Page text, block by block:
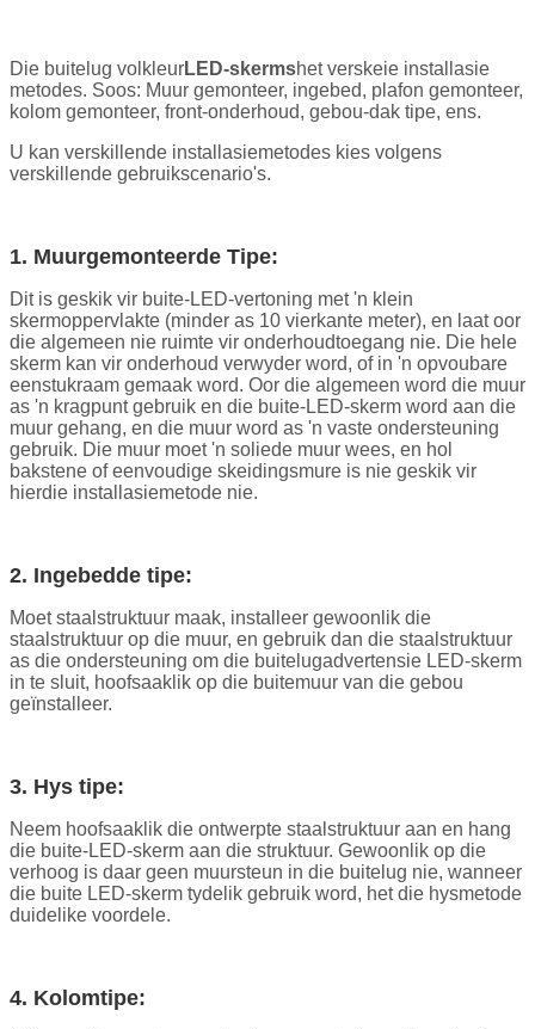
Die buitelug volkleurLED-skermshet verskeie installasie
metodes. Soos: Muur gemonteer, ingebed, plafon gemonteer,
kolom gemonteer, front-onderhoud, gebou-dak tipe, ens.
U kan verskillende installasiemetodes kies volgens
verskillende gebruikscenario's.
1. Muurgemonteerde Tipe:
Dit is geskik vir buite-LED-vertoning met 'n klein
skermoppervlakte (minder as 10 vierkante meter), en laat oor
die algemeen nie ruimte vir onderhoudtoegang nie. Die hele
skerm kan vir onderhoud verwyder word, of in 'n opvoubare
eenstukraam gemaak word. Oor die algemeen word die muur
as 'n kragpunt gebruik en die buite-LED-skerm word aan die
muur gehang, en die muur word as 'n vaste ondersteuning
gebruik. Die muur moet 'n soliede muur wees, en hol
bakstene of eenvoudige skeidingsmure is nie geskik vir
hierdie installasiemetode nie.
2. Ingebedde tipe:
Moet staalstruktuur maak, installeer gewoonlik die
staalstruktuur op die muur, en gebruik dan die staalstruktuur
as die ondersteuning om die buitelugadvertensie LED-skerm
in te sluit, hoofsaaklik op die buitemuur van die gebou
geïnstalleer.
3. Hys tipe:
Neem hoofsaaklik die ontwerpte staalstruktuur aan en hang
die buite-LED-skerm aan die struktuur. Gewoonlik op die
verhoog is daar geen muursteun in die buitelug nie, wanneer
die buite LED-skerm tydelik gebruik word, het die hysmetode
duidelike voordele.
4. Kolomtipe: